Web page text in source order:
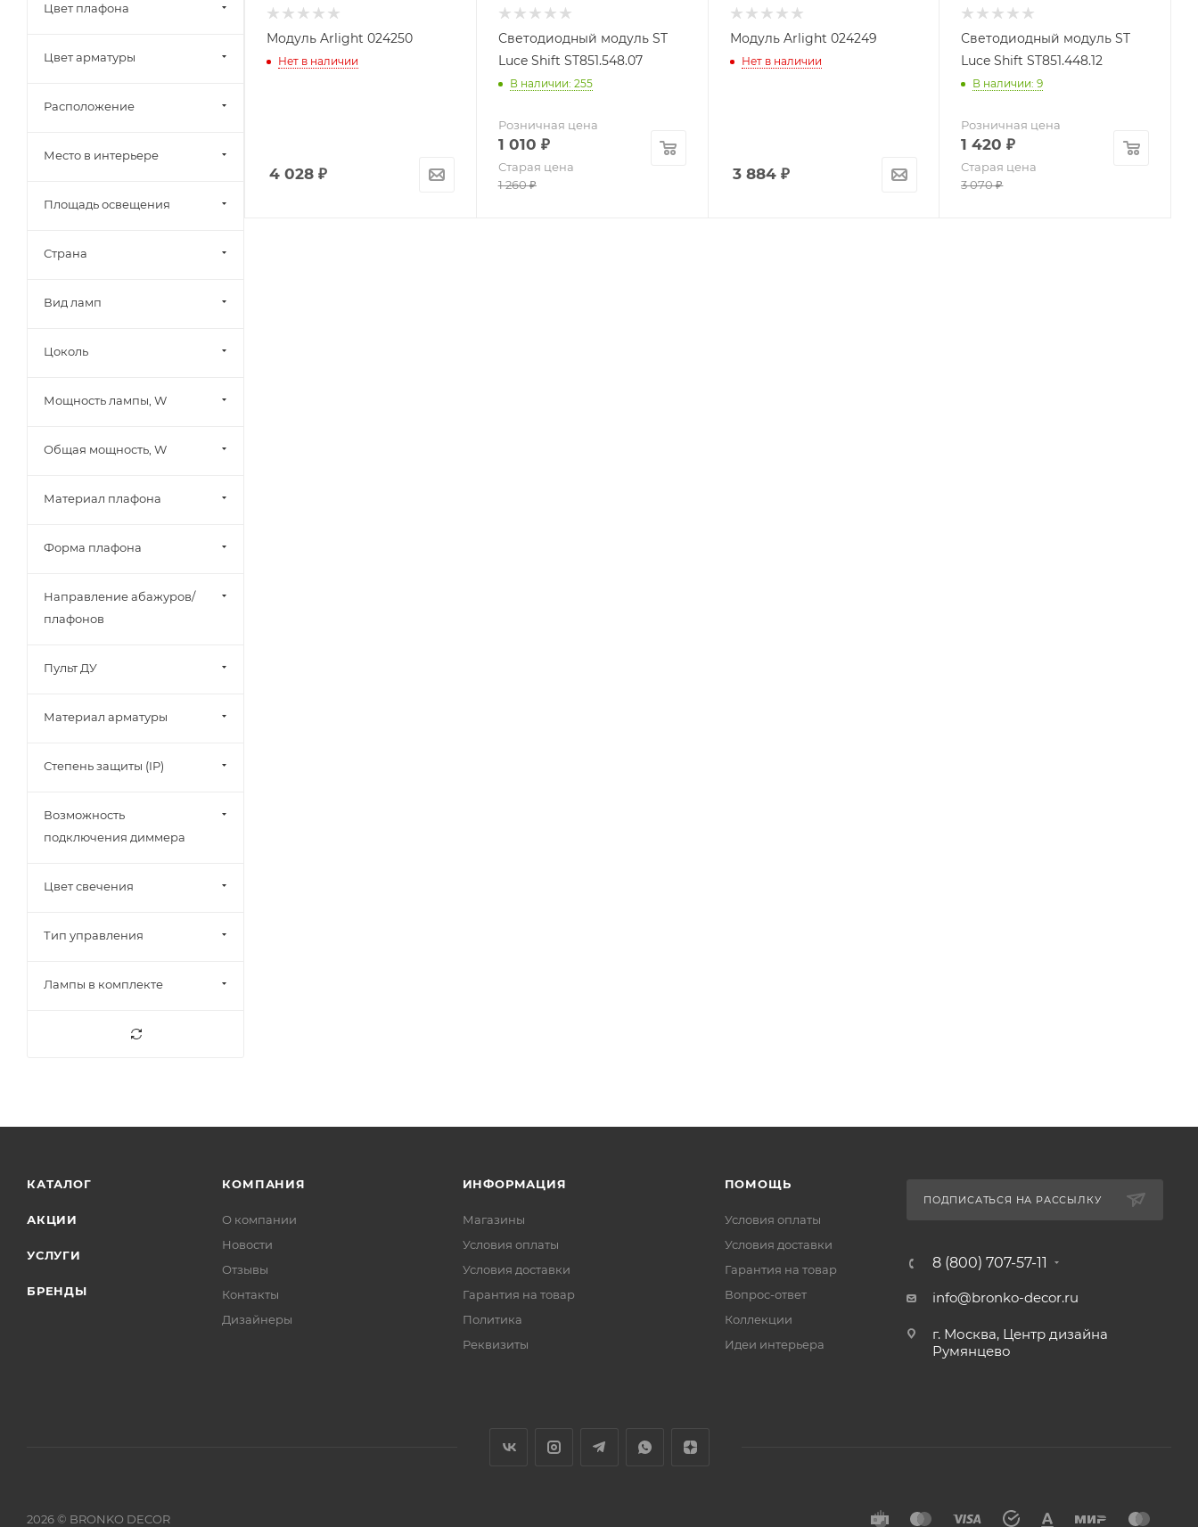
Модуль Arlight 024250
Нет в наличии
4 028 ₽
Светодиодный модуль ST
Luce Shift ST851.548.07
В наличии: 255
Розничная цена
1 010 ₽
Старая цена
1 260₽
Модуль Arlight 024249
Нет в наличии
3 884₽
Светодиодный модуль ST
Luce Shift ST851.448.12
В наличии: 9
Розничная цена
1 420 ₽
Старая цена
3 070₽
Wolta (0)
Цвет плафона
Цвет арматуры
Расположение
Место в интерьере
Площадь освещения
Страна
Вид ламп
Цоколь
Мощность лампы, W
Общая мощность, W
Материал плафона
Форма плафона
Направление абажуров/
плафонов
Пульт ДУ
Материал арматуры
Степень защиты (IP)
Возможность
подключения диммера
Цвет свечения
Тип управления
Лампы в комплекте
КАТАЛОГ
АКЦИИ
УСЛУГИ
БРЕНДЫ
КОМПАНИЯ
О компании
Новости
Отзывы
Контакты
Дизайнеры
ИНФОРМАЦИЯ
Магазины
Условия оплаты
Условия доставки
Гарантия на товар
Политика
Реквизиты
ПОМОЩЬ
Условия оплаты
Условия доставки
Гарантия на товар
Вопрос-ответ
Коллекции
Идеи интерьера
ПОДПИСАТЬСЯ НА РАССЫЛКУ
8 (800) 707-57-11
info@bronko-decor.ru
г. Москва, Центр дизайна
Румянцево
2026 © BRONKO DECOR